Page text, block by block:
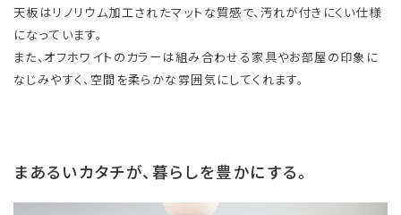
天板はリノリウム加工されたマットな質感で、汚れが付きにくい仕様
になっています。
また、オフホワイトのカラーは組み合わせる家具やお部屋の印象に
なじみやすく、空間を柔らかな雰囲気にしてくれます。
まあるいカタチが、暮らしを豊かにする。